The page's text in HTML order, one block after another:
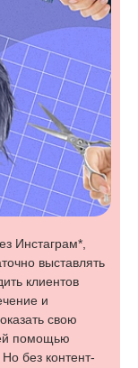
Инстаграм*,
выставлять
клиентов
и
свою
помощью
без контент-